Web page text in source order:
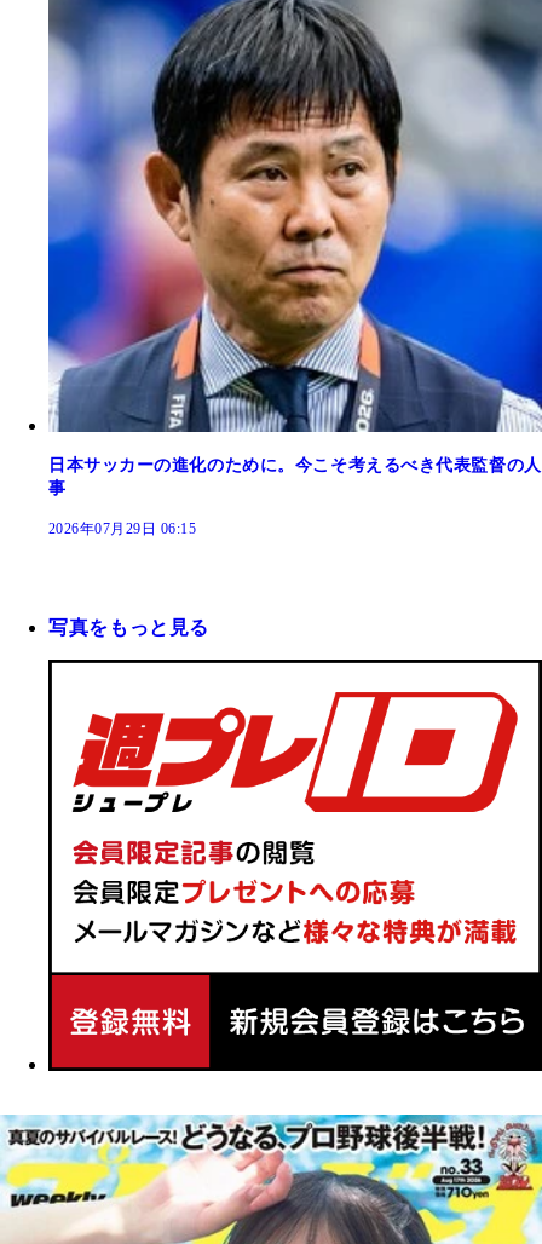
日本サッカーの進化のために。今こそ考えるべき代表監督の人
事
2026年07月29日 06:15
写真をもっと見る